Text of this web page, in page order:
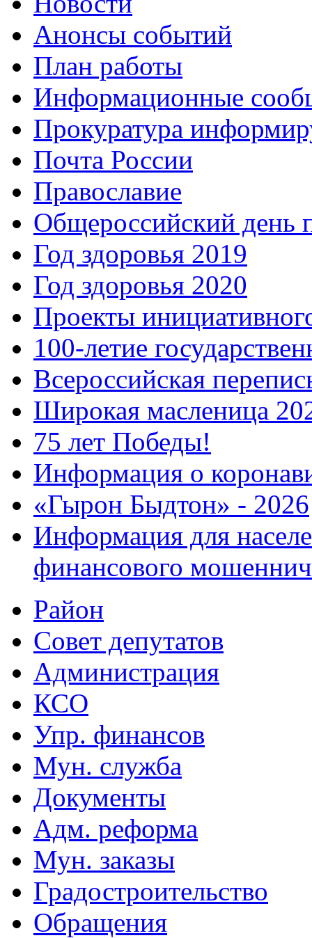
Анонсы событий
План работы
Информационные
Прокуратура
Почта России
Православие
Общероссийский день
Год здоровья 2019
Год здоровья 2020
Проекты
100-летие
Всероссийская
Широкая масленица
75 лет Победы!
Информация о
«Гырон Быдтон» - 2026
Информация для
финансового
Район
Совет депутатов
Администрация
КСО
Упр. финансов
Мун. служба
Документы
Адм. реформа
Мун. заказы
Градостроительство
Обращения